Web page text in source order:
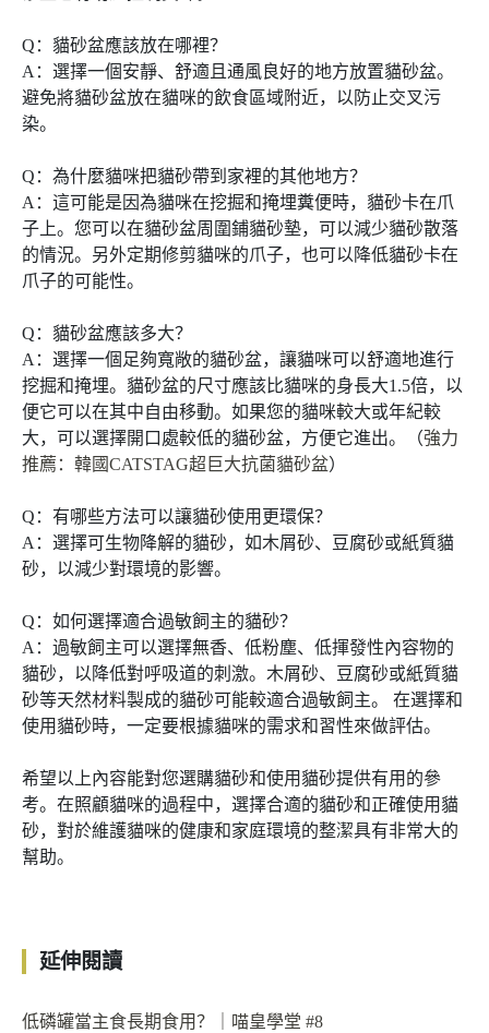
Q：貓砂盆應該放在哪裡？
A：選擇一個安靜、舒適且通風良好的地方放置貓砂盆。
避免將貓砂盆放在貓咪的飲食區域附近，以防止交叉污
染。
Q：為什麼貓咪把貓砂帶到家裡的其他地方？
A：這可能是因為貓咪在挖掘和掩埋糞便時，貓砂卡在爪
子上。您可以在貓砂盆周圍鋪貓砂墊，可以減少貓砂散落
的情況。另外定期修剪貓咪的爪子，也可以降低貓砂卡在
爪子的可能性。
Q：貓砂盆應該多大？
A：選擇一個足夠寬敞的貓砂盆，讓貓咪可以舒適地進行
挖掘和掩埋。貓砂盆的尺寸應該比貓咪的身長大1.5倍，以
便它可以在其中自由移動。如果您的貓咪較大或年紀較
大，可以選擇開口處較低的貓砂盆，方便它進出。（強力
推薦：韓國CATSTAG超巨大抗菌貓砂盆）
Q：有哪些方法可以讓貓砂使用更環保？
A：選擇可生物降解的貓砂，如木屑砂、豆腐砂或紙質貓
砂，以減少對環境的影響。
Q：如何選擇適合過敏飼主的貓砂？
A：過敏飼主可以選擇無香、低粉塵、低揮發性內容物的
貓砂，以降低對呼吸道的刺激。木屑砂、豆腐砂或紙質貓
砂等天然材料製成的貓砂可能較適合過敏飼主。 在選擇和
使用貓砂時，一定要根據貓咪的需求和習性來做評估。
希望以上內容能對您選購貓砂和使用貓砂提供有用的參
考。在照顧貓咪的過程中，選擇合適的貓砂和正確使用貓
砂，對於維護貓咪的健康和家庭環境的整潔具有非常大的
幫助。
延伸閱讀
低磷罐當主食長期食用？｜喵皇學堂 #8